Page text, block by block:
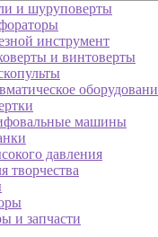
и шуруповерты
инструмент
и винтоверты
машины
давления
творчества
и запчасти